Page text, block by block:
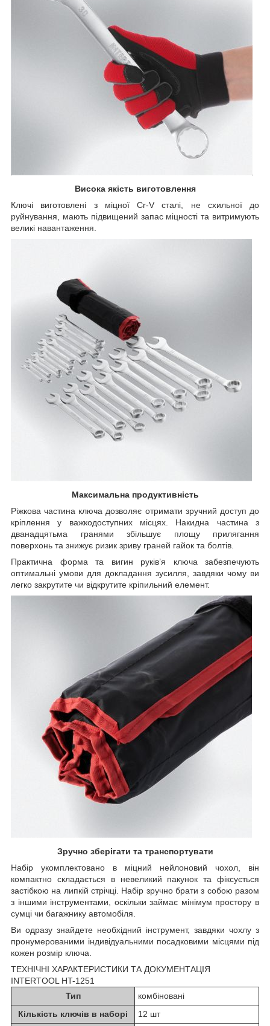
Висока якість виготовлення
Ключі виготовлені з міцної Cr-V сталі, не схильної до
руйнування, мають підвищений запас міцності та витримують
великі навантаження.
Максимальна продуктивність
Ріжкова частина ключа дозволяє отримати зручний доступ до
кріплення у важкодоступних місцях. Накидна частина з
дванадцятьма гранями збільшує площу прилягання
поверхонь та знижує ризик зриву граней гайок та болтів.
Практична форма та вигин руків’я ключа забезпечують
оптимальні умови для докладання зусилля, завдяки чому ви
легко закрутите чи відкрутите кріпильний елемент.
Зручно зберігати та транспортувати
Набір укомплектовано в міцний нейлоновий чохол, він
компактно складається в невеликий пакунок та фіксується
застібкою на липкій стрічці. Набір зручно брати з собою разом
з іншими інструментами, оскільки займає мінімум простору в
сумці чи багажнику автомобіля.
Ви одразу знайдете необхідний інструмент, завдяки чохлу з
пронумерованими індивідуальними посадковими місцями під
кожен розмір ключа.
ТЕХНІЧНІ ХАРАКТЕРИСТИКИ ТА ДОКУМЕНТАЦІЯ
INTERTOOL HT-1251
Тип
комбіновані
Кількість ключів в наборі
12 шт